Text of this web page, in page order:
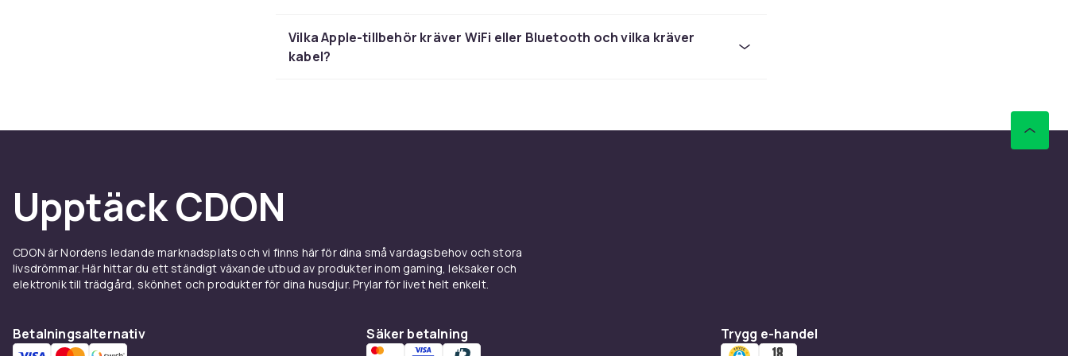
iPad-modeller.
Med 4096 trycknivåer och millisekunds svarstid är Apple Pencil bland de bästa
surfplattan till en laptop
ett MacBook-tangentbord. Smart Connector-anslutningen kräver ingen
Bluetooth-parning. Smart Folio Keyboard är ett mer kompakt alternativ med
tangentbord och skyddande fodral i ett.
layout till lägre priser än Apples officiella alternativ. För studenter och
Vilka Apple-tillbehör kräver WiFi eller Bluetooth och vilka kräver
kabel?
Upptäck CDON
CDON är Nordens ledande marknadsplats och vi finns här för dina små vardagsbehov och stora
livsdrömmar. Här hittar du ett ständigt växande utbud av produkter inom gaming, leksaker och
elektronik till trädgård, skönhet och produkter för dina husdjur. Prylar för livet helt enkelt.
Betalningsalternativ Säker betalning Trygg e-handel